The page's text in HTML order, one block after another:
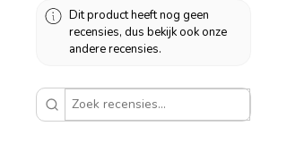
andere hoogte.
Diameter 20cm, hoogte
Diameter 25cm, hoogte
20cm
Dit product heeft nog geen
recensies, dus bekijk ook onze
andere recensies.